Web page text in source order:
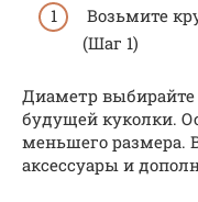
Возьмите
(Шаг 1)
Диаметр выбирайте
будущей куколки.
меньшего размера.
аксессуары и